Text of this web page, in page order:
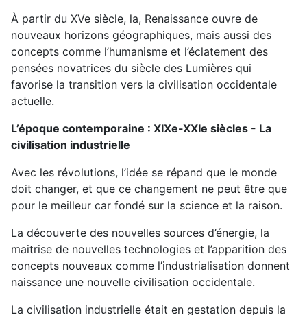
À partir du XVe siècle, la, Renaissance ouvre de
nouveaux horizons géographiques, mais aussi des
concepts comme l’humanisme et l’éclatement des
pensées novatrices du siècle des Lumières qui
favorise la transition vers la civilisation occidentale
actuelle.
L’époque contemporaine : XIXe-XXIe siècles - La
civilisation industrielle
Avec les révolutions, l’idée se répand que le monde
doit changer, et que ce changement ne peut être que
pour le meilleur car fondé sur la science et la raison.
La découverte des nouvelles sources d’énergie, la
maitrise de nouvelles technologies et l’apparition des
concepts nouveaux comme l’industrialisation donnent
naissance une nouvelle civilisation occidentale.
La civilisation industrielle était en gestation depuis la